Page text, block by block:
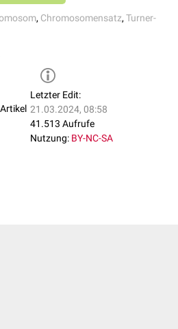
, Chromosomensatz, Turner-
Letzter Edit:
21.03.2024, 08:58
41.513 Aufrufe
Nutzung: BY-NC-SA